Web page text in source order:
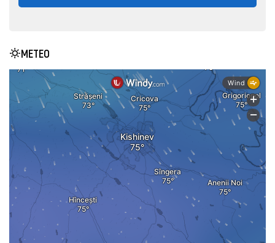
METEO